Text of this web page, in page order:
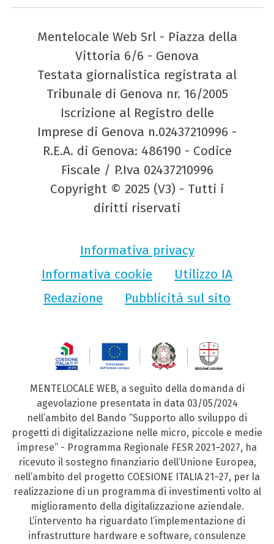
Mentelocale Web Srl - Piazza della
Vittoria 6/6 - Genova
Testata giornalistica registrata al
Tribunale di Genova nr. 16/2005
Iscrizione al Registro delle
Imprese di Genova n.02437210996 -
R.E.A. di Genova: 486190 - Codice
Fiscale / P.Iva 02437210996
Copyright © 2025 (V3) - Tutti i
diritti riservati
Informativa privacy
Informativa cookie
Utilizzo IA
Redazione
Pubblicità sul sito
MENTELOCALE WEB, a seguito della domanda di
agevolazione presentata in data 03/05/2024
nell’ambito del Bando “Supporto allo sviluppo di
progetti di digitalizzazione nelle micro, piccole e medie
imprese” - Programma Regionale FESR 2021–2027, ha
ricevuto il sostegno finanziario dell’Unione Europea,
nell’ambito del progetto COESIONE ITALIA 21–27, per la
realizzazione di un programma di investimenti volto al
miglioramento della digitalizzazione aziendale.
L’intervento ha riguardato l’implementazione di
infrastrutture hardware e software, consulenze